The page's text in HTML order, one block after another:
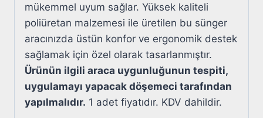
mükemmel uyum sağlar. Yüksek kaliteli
poliüretan malzemesi ile üretilen bu sünger
aracınızda üstün konfor ve ergonomik destek
sağlamak için özel olarak tasarlanmıştır.
Ürünün ilgili araca uygunluğunun tespiti,
uygulamayı yapacak döşemeci tarafından
yapılmalıdır. 1 adet fiyatıdır. KDV dahildir.